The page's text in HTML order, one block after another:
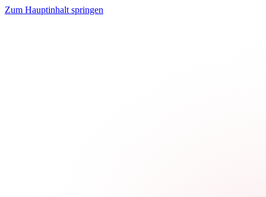
Zum Hauptinhalt springen